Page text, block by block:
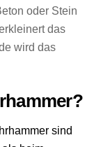
oder Stein
das
wird das
sind